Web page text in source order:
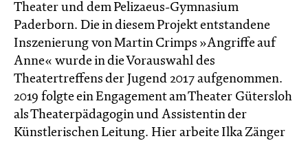
Theater und dem Pelizaeus-Gymnasium
Paderborn. Die in diesem Projekt entstandene
Inszenierung von Martin Crimps »Angriffe auf
Anne« wurde in die Vorauswahl des
Theatertreffens der Jugend 2017 aufgenommen.
2019 folgte ein Engagement am Theater Gütersloh
als Theaterpädagogin und Assistentin der
Künstlerischen Leitung. Hier arbeite Ilka Zänger